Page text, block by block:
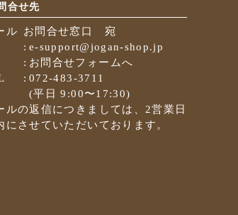
合せ先
ル
お問合せ窓口 宛
e-support@jogan-shop.jp
お問合せフォームへ
072-483-3711
(平日 9:00〜17:30)
ルの返信につきましては、2営業日
にさせていただいております。